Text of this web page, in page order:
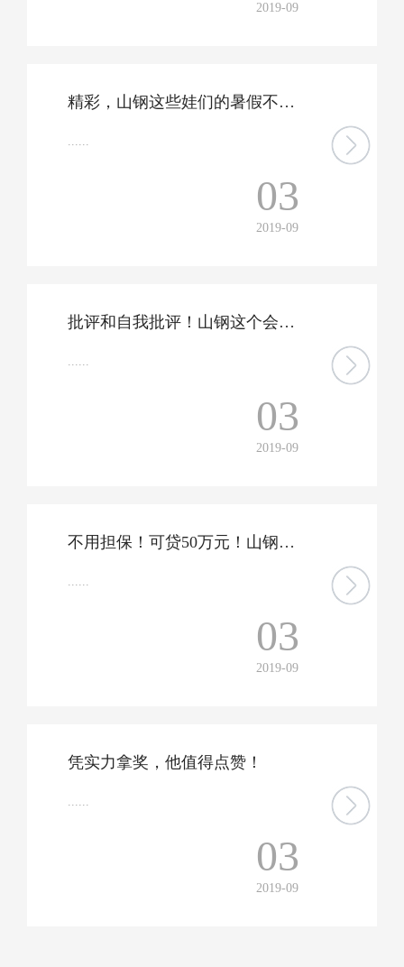
2019-09
精彩，山钢这些娃们的暑假不一般~
......
03
2019-09
批评和自我批评！山钢这个会开得严肃认真...
......
03
2019-09
不用担保！可贷50万元！山钢职工“薪金贷”，了解一下…
......
03
2019-09
凭实力拿奖，他值得点赞！
......
03
2019-09